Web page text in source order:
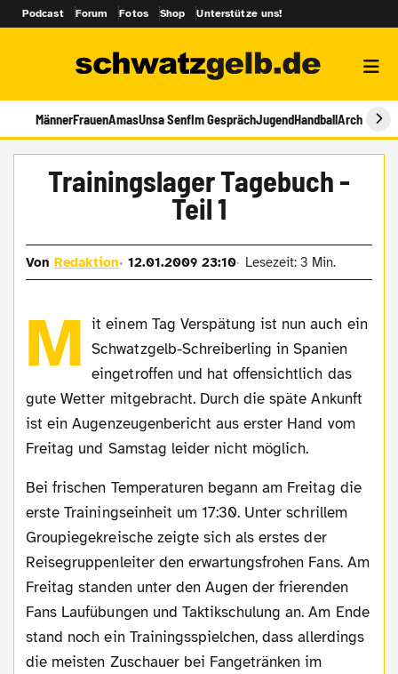
Podcast Forum Fotos Shop Unterstütze uns!
MännerFrauenAmasUnsa SenfIm GesprächJugendHandballArchiv
Trainingslager Tagebuch -
Teil 1
VonRedaktion 12.01.2009 23:10 Lesezeit: 3 Min.
M it einem Tag Verspätung ist nun auch ein
Schwatzgelb-Schreiberling in Spanien
eingetroffen und hat offensichtlich das
gute Wetter mitgebracht. Durch die späte Ankunft
ist ein Augenzeugenbericht aus erster Hand vom
Freitag und Samstag leider nicht möglich.
Bei frischen Temperaturen begann am Freitag die
erste Trainingseinheit um 17:30. Unter schrillem
Groupiegekreische zeigte sich als erstes der
Reisegruppenleiter den erwartungsfrohen Fans. Am
Freitag standen unter den Augen der frierenden
Fans Laufübungen und Taktikschulung an. Am Ende
stand noch ein Trainingsspielchen, dass allerdings
die meisten Zuschauer bei Fangetränken im